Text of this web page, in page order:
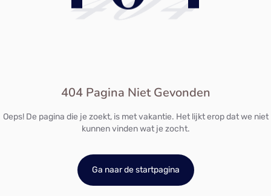
404 Pagina Niet Gevonden
Oeps! De pagina die je zoekt, is met vakantie. Het lijkt erop dat we niet
kunnen vinden wat je zocht.
Ga naar de startpagina